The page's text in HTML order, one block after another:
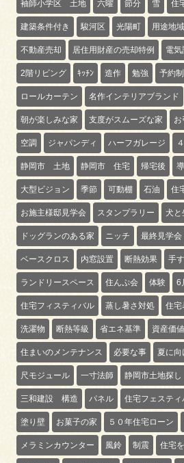
袖師小学区 土地 六曜 節分 雪 住
建築条件付き 駿河区 光陽町 用途地域
不動産売却 居住用財産の売却特例 電気
2階リビング ｷｯﾁﾝ 造作 勉強 予約
ロールカーテン 名作インテリアブランド
朝が楽しみな家 支度がスムーズな家 お
空調 ジャパンディ ハーフガレージ
静岡市 土地 静岡市 住宅 帰宅後
大型ビジョン 季節 可動棚 石油 住
お施主様邸見学会 スタンプラリー 犬と
ドッグランのある家 ニッチ 最終見学会
ベースクロス 内窓設置 断熱効果 手
ランドリースペース 住んぷ会 体験 6
住宅フィスティバル 蒸し暑さ対処 住宅
洗濯物 断熱等級 省エネ基準 資産価値
住まいのメンテナンス 必要な事 夏に向
尺モジュール 一寸法師 静岡市土地探し
三和建設 構造 パネル 住宅フェスティ
塗り壁 お菓子の家 ５０年住宅ローン
メラミンカウンター 風鈴 制震 住宅